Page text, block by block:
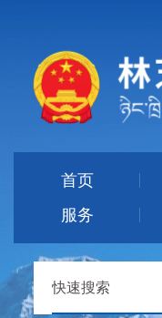
首页
服务